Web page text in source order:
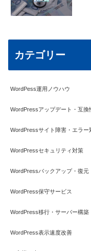
カテゴリー
WordPess運用ノウハウ
WordPressアップデート・互換
WordPressサイト障害・エラー
WordPressセキュリティ対策
WordPressバックアップ・復元
WordPress保守サービス
WordPress移行・サーバー構築
WordPress表示速度改善